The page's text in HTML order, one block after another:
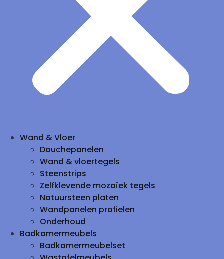
Wand & Vloer
Douchepanelen
Wand & vloertegels
Steenstrips
Zelfklevende mozaïek tegels
Natuursteen platen
Wandpanelen profielen
Onderhoud
Badkamermeubels
Badkamermeubelset